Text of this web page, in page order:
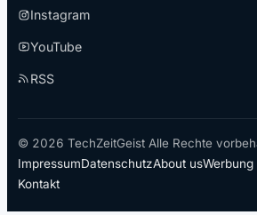
Instagram
YouTube
RSS
© 2026 TechZeitGeist Alle Rechte
ImpressumDatenschutzAbout usWerbung
Kontakt